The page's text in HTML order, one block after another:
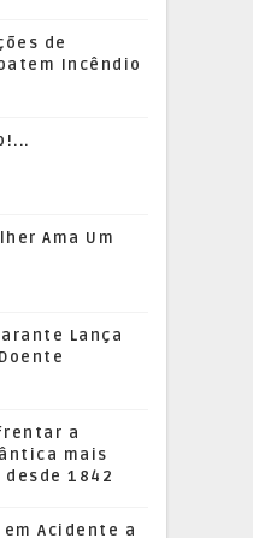
de
Incêndio
Ama Um
Lança
a
mais
1842
Acidente a